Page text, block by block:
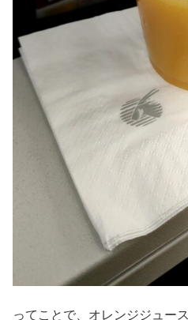
ってことで、オレンジジュー